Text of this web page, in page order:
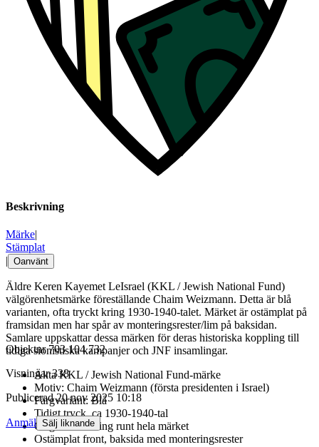
Beskrivning
Märke|
Stämplat
| Oanvänt
Äldre Keren Kayemet LeIsrael (KKL / Jewish National Fund)
välgörenhetsmärke föreställande Chaim Weizmann. Detta är blå
varianten, ofta tryckt kring 1930-1940-talet. Märket är ostämplat på
framsidan men har spår av monteringsrester/lim på baksidan.
Samlare uppskattar dessa märken för deras historiska koppling till
tidiga sionistiska kampanjer och JNF insamlingar.
Äkta KKL / Jewish National Fund-märke
Motiv: Chaim Weizmann (första presidenten i Israel)
Färgvariant: Blå
Tidigt tryck, ca 1930-1940-tal
Original tandning runt hela märket
Ostämplat front, baksida med monteringsrester
Objektnr 703 104 732
Visningar 338
Publicerad 20 nov 2025 10:18
Anmäl Sälj liknande